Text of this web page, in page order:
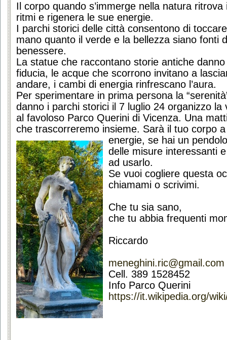
Il corpo quando s’immerge nella natura ritrova
ritmi e rigenera le sue energie.
I parchi storici delle città consentono di
mano quanto il verde e la bellezza siano fonti
benessere.
La statue che raccontano storie antiche danno
fiducia, le acque che scorrono invitano a
andare, i cambi di energia rinfrescano l’aura.
Per sperimentare in prima persona la
danno i parchi storici il 7 luglio 24 organizzo la
al favoloso Parco Querini di Vicenza. Una
che trascorreremo insieme. Sarà il tuo corpo
energie, se hai un
delle misure interessanti
ad usarlo.
Se vuoi cogliere questa
chiamami o scrivimi.
Che tu sia sano,
che tu abbia frequenti
Riccardo
meneghini.ric@gmail.com
Cell. 389 1528452
Info Parco Querini
https://it.wikipedia.org/